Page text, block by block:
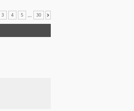
303 4 5 … 30